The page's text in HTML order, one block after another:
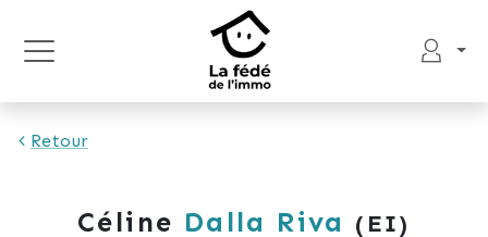
Retour
Céline Dalla Riva (EI)